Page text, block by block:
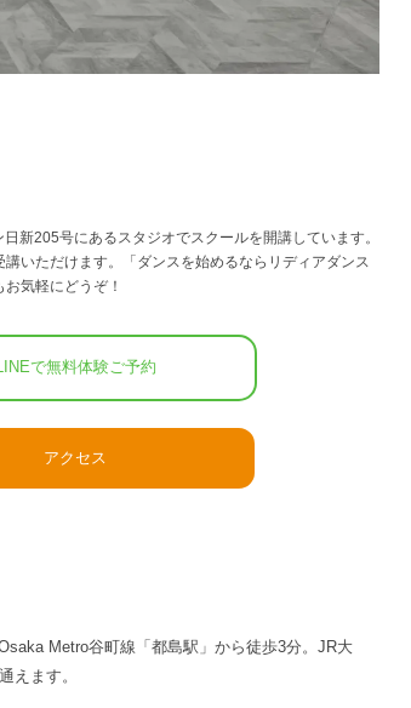
新205号にあるスタジオでスクールを開講しています。
いただけます。「ダンスを始めるならリディアダンス
気軽にどうぞ！
で無料体験ご予約
アクセス
Metro谷町線「都島駅」から徒歩3分。JR大
えます。